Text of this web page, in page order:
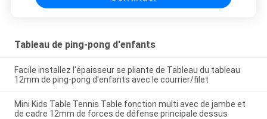
Tableau de ping-pong d'enfants
Facile installez l'épaisseur se pliante de Tableau du tableau
12mm de ping-pong d'enfants avec le courrier/filet
Mini Kids Table Tennis Table fonction multi avec de jambe et
de cadre 12mm de forces de défense principale dessus